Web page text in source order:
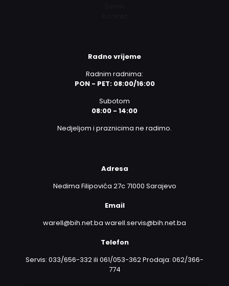
Radno vrijeme
Radnim radnima:
PON - PET: 08:00/16:00
Subotom
08:00 - 14:00
Nedjeljom i praznicima ne radimo.
Adresa
Nedima Filipovića 27c 71000 Sarajevo
Email
warell@bih.net.ba warell.servis@bih.net.ba
Telefon
Servis: 033/656-332 ili 061/053-362 Prodaja: 062/366-
774